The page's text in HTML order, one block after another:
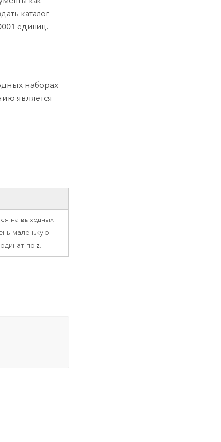
каталог
единиц.
наборах
является
на выходных
маленькую
по z.